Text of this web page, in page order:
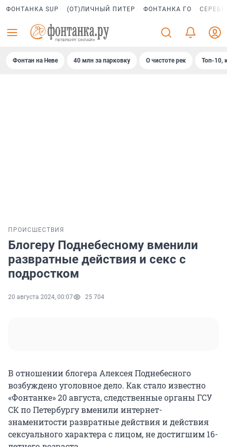
ФОНТАНКА SUP (ОТ)ЛИЧНЫЙ ПИТЕР ФОНТАНКА ГО
Фонтан на Неве 40 млн за парковку О чистоте рек Топ-10,
ПРОИСШЕСТВИЯ
Блогеру Поднебесному вменили
развратные действия и секс с
подростком
20 августа 2024, 00:07 25 704
В отношении блогера Алексея Поднебесного
возбуждено уголовное дело. Как стало известно
«Фонтанке» 20 августа, следственные органы ГСУ
СК по Петербургу вменили интернет-
знаменитости развратные действия и действия
сексуального характера с лицом, не достигшим 16-